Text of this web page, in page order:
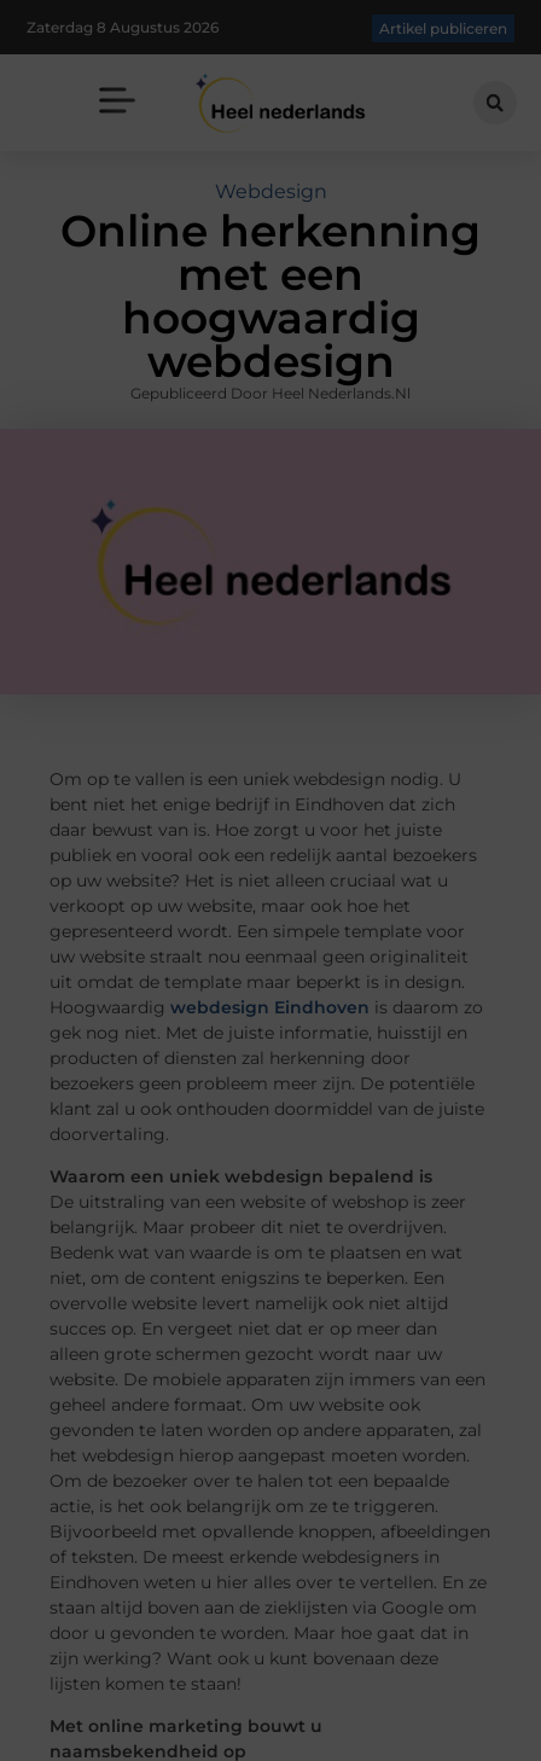
Zaterdag 8 Augustus 2026 Artikel publiceren
Webdesign
Online herkenning
met een
hoogwaardig
webdesign
Gepubliceerd Door Heel Nederlands.nl
Om op te vallen is een uniek webdesign nodig. U
bent niet het enige bedrijf in Eindhoven dat zich
daar bewust van is. Hoe zorgt u voor het juiste
publiek en vooral ook een redelijk aantal bezoekers
op uw website? Het is niet alleen cruciaal wat u
verkoopt op uw website, maar ook hoe het
gepresenteerd wordt. Een simpele template voor
uw website straalt nou eenmaal geen originaliteit
uit omdat de template maar beperkt is in design.
Hoogwaardigwebdesign Eindhoven is daarom zo
gek nog niet. Met de juiste informatie, huisstijl en
producten of diensten zal herkenning door
bezoekers geen probleem meer zijn. De potentiële
klant zal u ook onthouden doormiddel van de juiste
doorvertaling.
Waarom een uniek webdesign bepalend is
De uitstraling van een website of webshop is zeer
belangrijk. Maar probeer dit niet te overdrijven.
Bedenk wat van waarde is om te plaatsen en wat
niet, om de content enigszins te beperken. Een
overvolle website levert namelijk ook niet altijd
succes op. En vergeet niet dat er op meer dan
alleen grote schermen gezocht wordt naar uw
website. De mobiele apparaten zijn immers van een
geheel andere formaat. Om uw website ook
gevonden te laten worden op andere apparaten, zal
het webdesign hierop aangepast moeten worden.
Om de bezoeker over te halen tot een bepaalde
actie, is het ook belangrijk om ze te triggeren.
Bijvoorbeeld met opvallende knoppen, afbeeldingen
of teksten. De meest erkende webdesigners in
Eindhoven weten u hier alles over te vertellen. En ze
staan altijd boven aan de zieklijsten via Google om
door u gevonden te worden. Maar hoe gaat dat in
zijn werking? Want ook u kunt bovenaan deze
lijsten komen te staan!
Met online marketing bouwt u
naamsbekendheid op